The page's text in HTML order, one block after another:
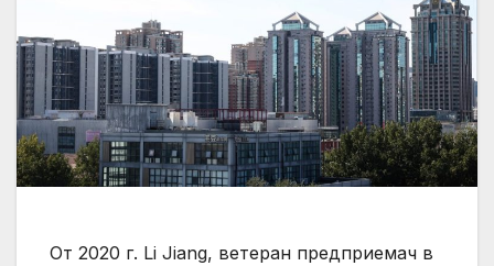
От 2020 г. Li Jiang, ветеран предприемач в